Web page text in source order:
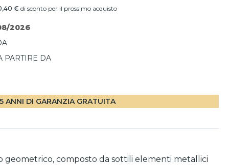
€ di sconto per il prossimo acquisto
2026
PARTIRE DA
ANNI DI GARANZIA GRATUITA
composto da sottili elementi metallici